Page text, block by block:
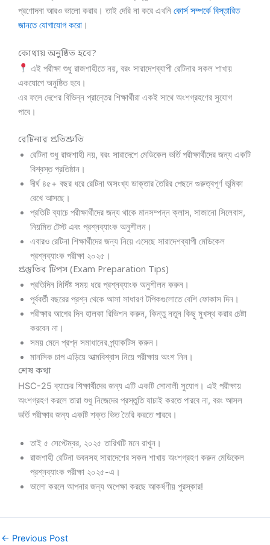
প্রণোদনা আরও ভালো করার। তাই দেরি না করে এখনি কোর্স সম্পর্কে বিস্তারিত
জানতে যোগাযোগ করো ।
কোথায় অনুষ্ঠিত হবে?
এই পরীক্ষা শুধু রাজশাহীতে নয়, বরং সারাদেশব্যাপী রেটিনার সকল শাখায়
একযোগে অনুষ্ঠিত হবে।
এর ফলে দেশের বিভিন্ন প্রান্তের শিক্ষার্থীরা একই সাথে অংশগ্রহণের সুযোগ
পাবে।
রেটিনার প্রতিশ্রুতি
রেটিনা শুধু রাজশাহী নয়, বরং সারাদেশে মেডিকেল ভর্তি পরীক্ষার্থীদের জন্য একটি
বিশ্বস্ত প্রতিষ্ঠান।
দীর্ঘ ৪৫+ বছর ধরে রেটিনা অসংখ্য ডাক্তার তৈরির পেছনে গুরুত্বপূর্ণ ভূমিকা
রেখে আসছে।
প্রতিটি ব্যাচে পরীক্ষার্থীদের জন্য থাকে মানসম্পন্ন ক্লাস, সাজানো সিলেবাস,
নিয়মিত টেস্ট এবং প্রশ্নব্যাংক অনুশীলন।
এবারও রেটিনা শিক্ষার্থীদের জন্য নিয়ে এসেছে সারাদেশব্যাপী মেডিকেল
প্রশ্নব্যাংক পরীক্ষা ২০২৫।
প্রস্তুতির টিপস (Exam Preparation Tips)
প্রতিদিন নির্দিষ্ট সময় ধরে প্রশ্নব্যাংক অনুশীলন করুন।
পূর্ববর্তী বছরের প্রশ্ন থেকে আসা সাধারণ টপিকগুলোতে বেশি ফোকাস দিন।
পরীক্ষার আগের দিন হালকা রিভিশন করুন, কিন্তু নতুন কিছু মুখস্থ করার চেষ্টা
করবেন না।
সময় মেনে প্রশ্ন সমাধানের প্র্যাকটিস করুন।
মানসিক চাপ এড়িয়ে আত্মবিশ্বাস নিয়ে পরীক্ষায় অংশ নিন।
শেষ কথা
HSC-25 ব্যাচের শিক্ষার্থীদের জন্য এটি একটি সোনালী সুযোগ। এই পরীক্ষায়
অংশগ্রহণ করলে তারা শুধু নিজেদের প্রস্তুতি যাচাই করতে পারবে না, বরং আসল
ভর্তি পরীক্ষার জন্য একটি শক্ত ভিত তৈরি করতে পারবে।
তাই ৫ সেপ্টেম্বর, ২০২৫ তারিখটি মনে রাখুন।
রাজশাহী রেটিনা ভবনসহ সারাদেশের সকল শাখায় অংশগ্রহণ করুন মেডিকেল
প্রশ্নব্যাংক পরীক্ষা ২০২৫-এ।
ভালো করলে আপনার জন্য অপেক্ষা করছে আকর্ষণীয় পুরস্কার!
← Previous Post